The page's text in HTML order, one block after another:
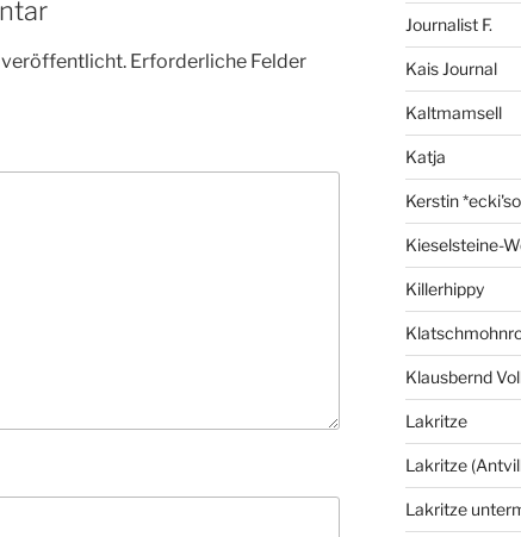
veröffentlicht. Erforderliche Felder
Journalist F.
Kais Journal
Kaltmamsell
Katja
Kerstin
Kieselsteine-
Killerhippy
Klausbernd
Lakritze
Lakritze
Lakritze